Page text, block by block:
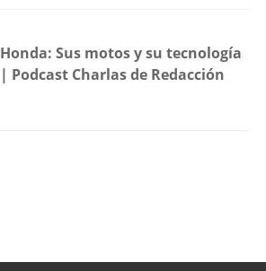
Honda: Sus motos y su tecnología
| Podcast Charlas de Redacción